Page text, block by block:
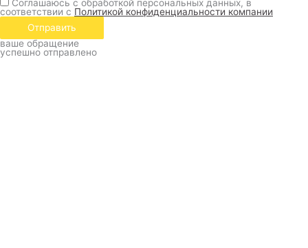
Соглашаюсь с обработкой персональных данных, в
соответствии с Политикой конфиденциальности компании
Отправить
ваше обращение
успешно отправлено